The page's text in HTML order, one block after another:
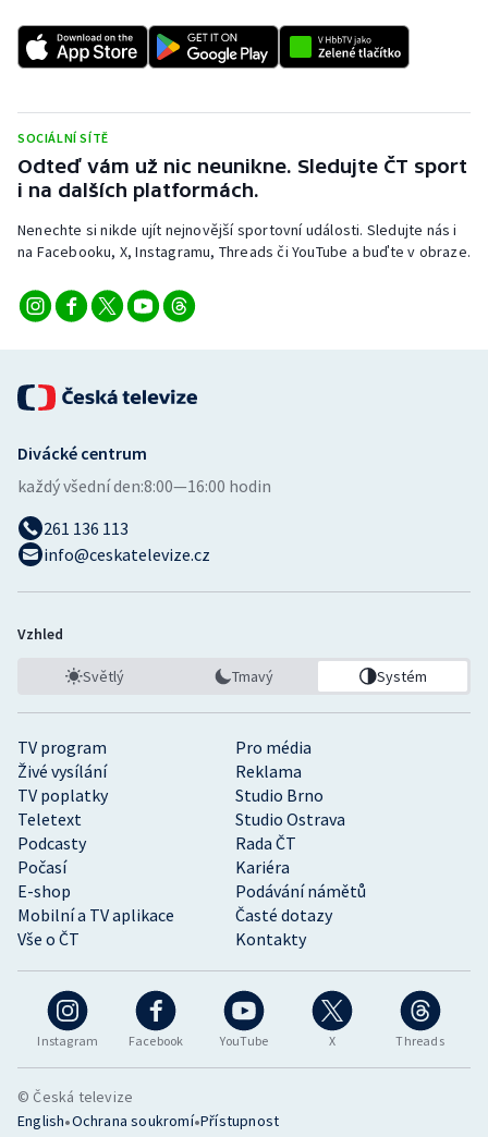
Rychlostní kanoistika
Short track
Stolní tenis
Triatlon
Volejbal
SOCIÁLNÍ SÍTĚ
Odteď vám už nic neunikne. Sledujte ČT sport
i na dalších platformách.
Nenechte si nikde ujít nejnovější sportovní události. Sledujte nás i
na Facebooku, X, Instagramu, Threads či YouTube a buďte v obraze.
Instagram Facebook YouTube X Threads
TV program
Pro média
Živé vysílání
Reklama
TV poplatky
Studio Brno
Teletext
Studio Ostrava
Podcasty
Rada ČT
Počasí
Kariéra
E-shop
Podávání námětů
Mobilní a TV aplikace
Časté dotazy
Vše o ČT
Kontakty
Divácké centrum
každý všední den:8:00—16:00 hodin
261 136 113
info@ceskatelevize.cz
Vzhled
Světlý Tmavý Systém
© Česká televize
English•Ochrana soukromí•Přístupnost